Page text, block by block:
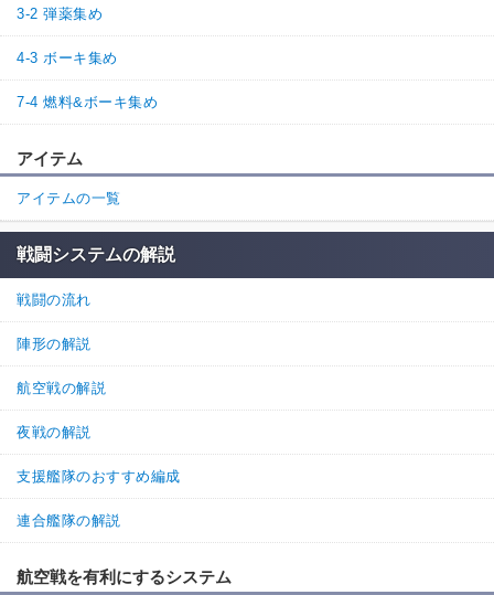
3-2 弾薬集め
4-3 ボーキ集め
7-4 燃料&ボーキ集め
アイテム
アイテムの一覧
戦闘システムの解説
戦闘の流れ
陣形の解説
航空戦の解説
夜戦の解説
支援艦隊のおすすめ編成
連合艦隊の解説
航空戦を有利にするシステム